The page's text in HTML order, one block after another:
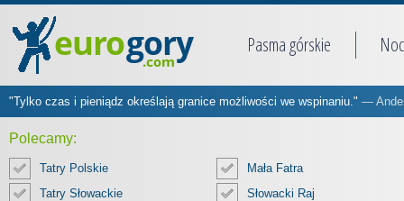
Pasma górskie
"Tylko czas i pieniądz określają granice możliwości we wspinaniu." —
Polecamy:
Tatry Polskie
Mała Fatra
Tatry Słowackie
Słowacki Raj